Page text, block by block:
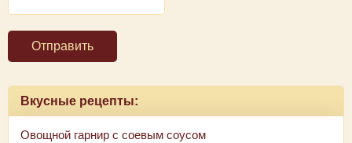
Отправить
Вкусные рецепты:
Овощной гарнир с соевым соусом